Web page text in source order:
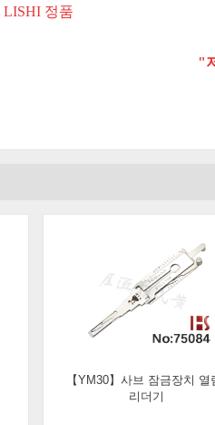
LISHI 정품
"
【YM30】사브 잠금장치 열
리더기